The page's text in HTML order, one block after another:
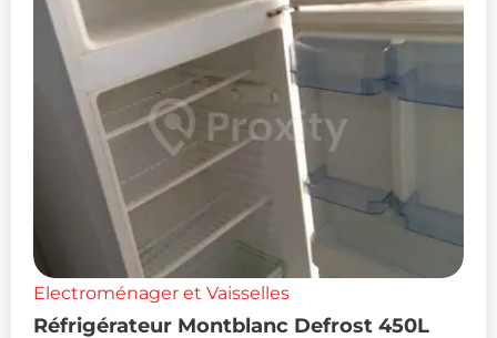
Electroménager et Vaisselles
Réfrigérateur Montblanc Defrost 450L